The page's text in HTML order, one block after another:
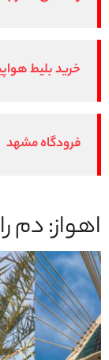
خرید بلیط
فرودگاه مشهد
اهواز: دم